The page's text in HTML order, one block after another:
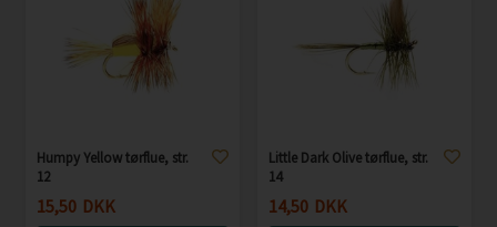
Humpy Yellow tørflue, str.
12
15,50 DKK
Little Dark Olive tørflue, str.
14
14,50 DKK